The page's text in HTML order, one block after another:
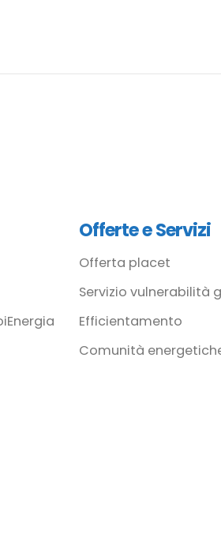
Offerte e Servizi
Offerta placet
Servizio vulnerabilità
Efficientamento
Comunità